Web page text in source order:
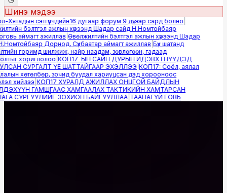
Шинэ мэдээ
сэтгүүлчдийн16 дугаар форум 9 дүгээр сард болно|
бэлтгэл ажлын хүрээнд Шадар сайд Н.Номтойбаяр
аймагт ажиллав|Өвөлжилтийн бэлтгэл ажлын хүрээнд Шадар
Дорнод, Сүхбаатар аймагт ажиллав|Бүх шатанд
горимд шилжиж, найр наадам, зөвлөгөөн, гадаад
хориглолоо|КОП17-ЫН САЙН ДУРЫН ИДЭВХТНҮҮДЭД
СУРГАЛТ ҮЕ ШАТТАЙГААР ЭХЭЛЛЭЭ|КОП17: Соёл, аялал
хөтөлбөр, зочид буудал хариуцсан дэд хорооноос
хийлээ|КОП17 ХУРАЛД АЖИЛЛАХ ОНЦГОЙ БАЙДЛЫН
ГАМШГААС ХАМГААЛАХ ТАКТИКИЙН ХАМТАРСАН
СУРГУУЛИЙГ ЗОХИОН БАЙГУУЛЛАА|ТААНАГҮЙ ГОВЬ